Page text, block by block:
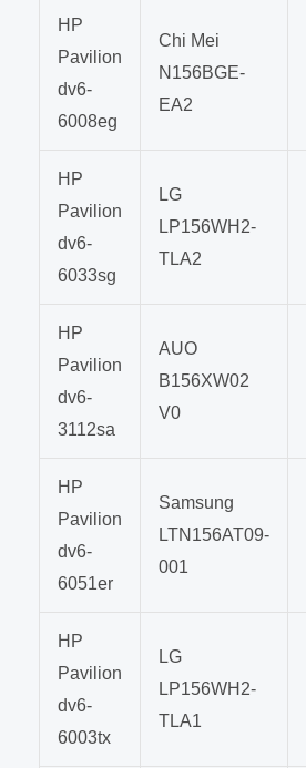
HP
Pavilion
dv6-
6008eg
Chi Mei
N156BGE-
EA2
HP
Pavilion
dv6-
6033sg
LG
LP156WH2-
TLA2
HP
Pavilion
dv6-
3112sa
AUO
B156XW02
V0
HP
Pavilion
dv6-
6051er
Samsung
LTN156AT09-
001
HP
Pavilion
dv6-
6003tx
LG
LP156WH2-
TLA1